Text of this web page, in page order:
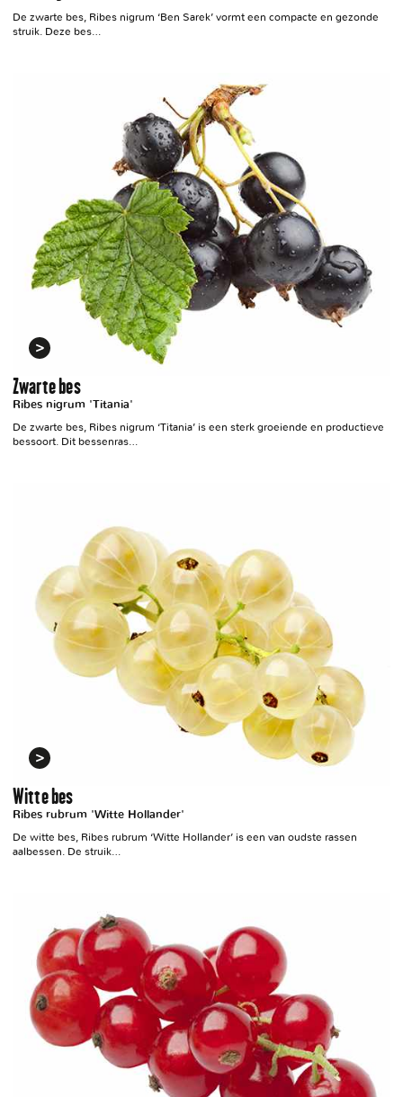
De zwarte bes, Ribes nigrum ‘Ben Sarek’ vormt een compacte en gezonde
struik. Deze bes…
Zwarte bes
Ribes nigrum 'Titania'
De zwarte bes, Ribes nigrum ‘Titania’ is een sterk groeiende en productieve
bessoort. Dit bessenras…
Witte bes
Ribes rubrum 'Witte Hollander'
De witte bes, Ribes rubrum ‘Witte Hollander’ is een van oudste rassen
aalbessen. De struik…